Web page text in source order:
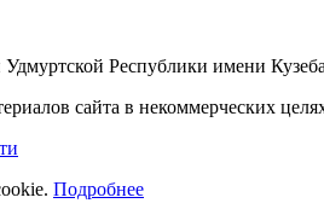
Республики имени
сайта в некоммерческих
Подробнее